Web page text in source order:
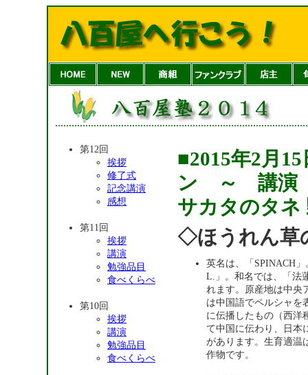
第12回
挨拶
修了式
記念講演
感想
第11回
挨拶
講演
勉強品目
食べくらべ
第10回
挨拶
講演
勉強品目
食べくらべ
■2015年2月
ン ～ 講演
サカタのタ
◇ほうれん草
英名は、「SPINACH」
L.」。和名では、「法
れます。原産地は中央
は中国語でペルシャを
に伝播したもの（西洋
て中国に伝わり、日本
があります。生育適温
作物です。